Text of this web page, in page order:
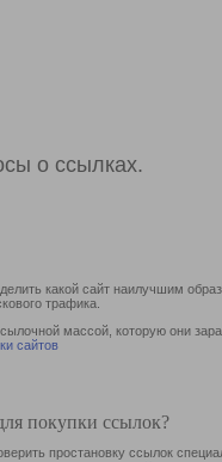
о ссылках.
какой сайт наилучшим
трафика.
массой, которую они
сайтов
покупки ссылок?
простановку ссылок